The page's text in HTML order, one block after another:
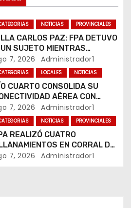
NOTICIAS PROVINCIALES
CARLOS PAZ: FPA DETUVO
SUJETO MIENTRAS
COCAÍNA Y
EN UNA PLAZA
7, 2026 Administrador1
LOCALES NOTICIAS
CUARTO CONSOLIDA SU
AÉREA CON
VUELOS SEMANALES A
AIRES
7, 2026 Administrador1
NOTICIAS PROVINCIALES
REALIZÓ CUATRO
EN CORRAL DE
IFFLINGER
7, 2026 Administrador1